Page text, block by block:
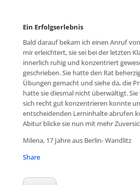
Ein Erfolgserlebnis
Bald darauf bekam ich einen Anruf
mir erleichtert, sie sei bei der letzten
innerlich ruhig und konzentriert
geschrieben. Sie hatte den Rat
Übungen gemacht und siehe da, die
hatte sie diesmal nicht überwältigt. Sie
sich recht gut konzentrieren konnte
entscheidenden Lerninhalte abrufen
Abitur blicke sie nun mit mehr
Milena, 17 Jahre aus Berlin- Wandlitz
Share